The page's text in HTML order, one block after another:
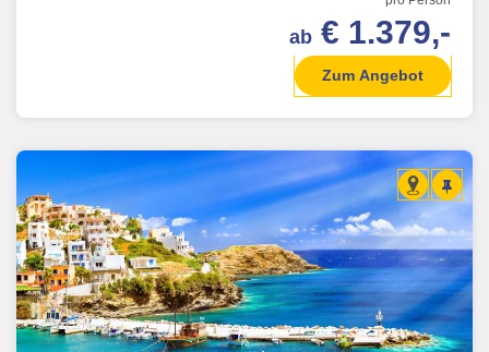
ab € 1.379,-
Zum Angebot